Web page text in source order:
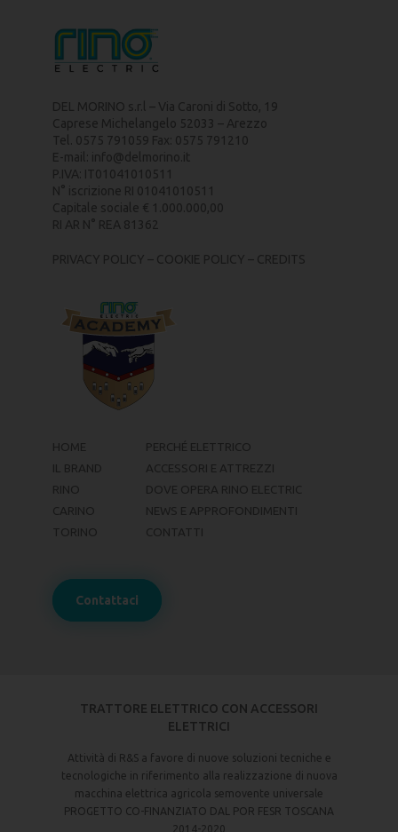
DEL MORINO s.r.l – Via Caroni di Sotto, 19
Caprese Michelangelo 52033 – Arezzo
Tel. 0575 791059 Fax: 0575 791210
E-mail: info@delmorino.it
P.IVA: IT01041010511
N° iscrizione RI 01041010511
Capitale sociale € 1.000.000,00
RI AR N° REA 81362
PRIVACY POLICY – COOKIE POLICY – CREDITS
HOME
IL BRAND
RINO
CARINO
TORINO
PERCHÉ ELETTRICO
ACCESSORI E ATTREZZI
DOVE OPERA RINO ELECTRIC
NEWS E APPROFONDIMENTI
CONTATTI
Contattaci
TRATTORE ELETTRICO CON ACCESSORI
ELETTRICI
Attività di R&S a favore di nuove soluzioni tecniche e
tecnologiche in riferimento alla realizzazione di nuova
macchina elettrica agricola semovente universale
PROGETTO CO-FINANZIATO DAL POR FESR TOSCANA
2014-2020